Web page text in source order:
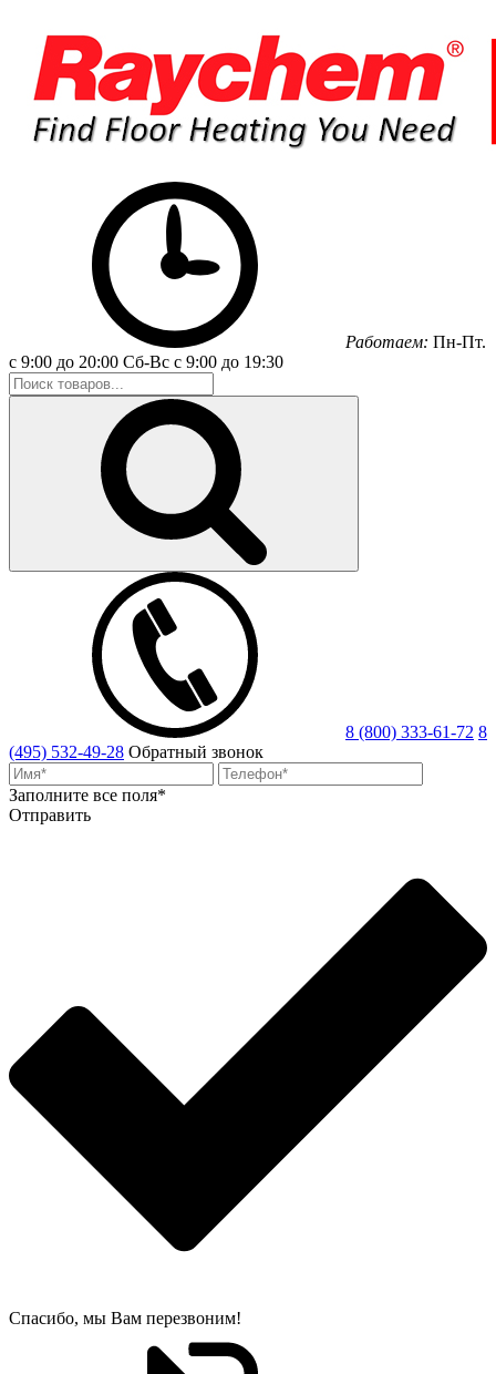
Работаем: Пн-Пт.
с 9:00 до 20:00 Сб-Вс с 9:00 до 19:30
8 (800) 333-61-72 8
(495) 532-49-28 Обратный звонок
Заполните все поля*
Отправить
Спасибо, мы Вам перезвоним!